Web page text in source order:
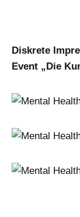
Diskrete
Event „Die